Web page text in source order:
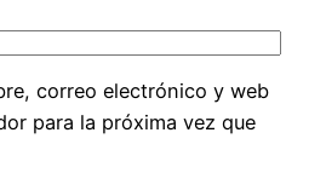
correo electrónico y web
para la próxima vez que